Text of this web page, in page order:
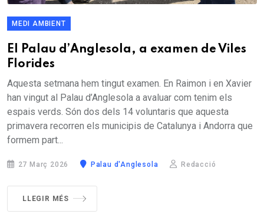
MEDI AMBIENT
El Palau d’Anglesola, a examen de Viles
Florides
Aquesta setmana hem tingut examen. En Raimon i en Xavier
han vingut al Palau d’Anglesola a avaluar com tenim els
espais verds. Són dos dels 14 voluntaris que aquesta
primavera recorren els municipis de Catalunya i Andorra que
formem part...
27 Març 2026 Palau d'Anglesola Redacció
LLEGIR MÉS